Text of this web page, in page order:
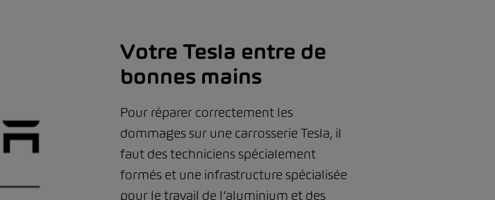
Votre Tesla entre de
bonnes mains
Pour réparer correctement les
dommages sur une carrosserie Tesla, il
faut des techniciens spécialement
formés et une infrastructure spécialisée
pour le travail de l’aluminium et des